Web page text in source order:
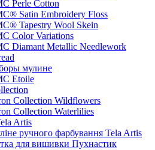
Perle Cotton
Satin Embroidery Floss
Tapestry Wool Skein
Color Variations
Diamant Metallic Needlework
мулине
Etoile
Collection Wildflowers
Collection Waterlilies
Artis
ручного фарбування Tela Artis
для вишивки Пухнастик